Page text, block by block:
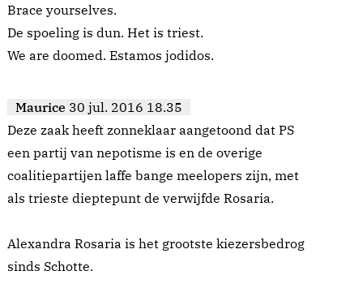
Brace yourselves.
De spoeling is dun. Het is triest.
We are doomed. Estamos jodidos.
Maurice 30 jul. 2016 18.35
Deze zaak heeft zonneklaar aangetoond dat PS
een partij van nepotisme is en de overige
coalitiepartijen laffe bange meelopers zijn, met
als trieste dieptepunt de verwijfde Rosaria.
Alexandra Rosaria is het grootste kiezersbedrog
sinds Schotte.